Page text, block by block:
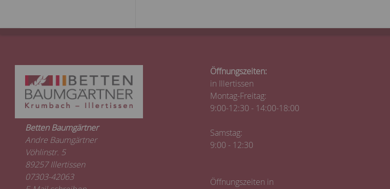
Betten Baumgärtner
Andre Baumgärtner
Vöhlinstr. 5
89257 Illertissen
07303-42063
Öffnungszeiten:
in Illertissen
Montag-Freitag:
9:00-12:30 - 14:00-18:00
Samstag:
9:00 - 12:30
Öffnungszeiten in